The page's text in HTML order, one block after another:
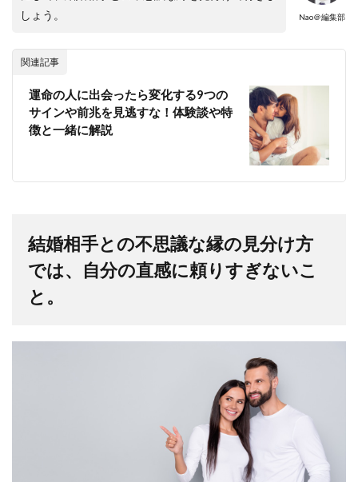
Nao＠編集部
しょう。
関連記事
運命の人に出会ったら変化する9つの
サインや前兆を見逃すな！体験談や特
徴と一緒に解説
結婚相手との不思議な縁の見分け方
では、自分の直感に頼りすぎないこ
と。